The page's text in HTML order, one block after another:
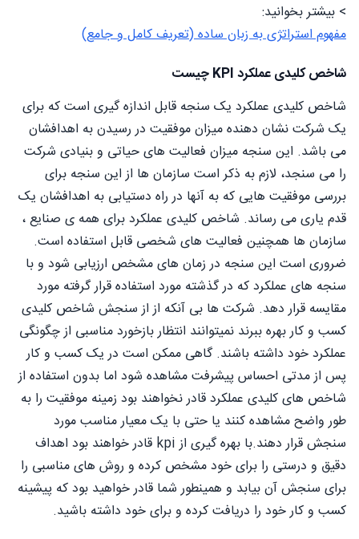
> بیشتر بخوانید:
مفهوم استراتژی به زبان ساده (تعریف کامل و جامع)
شاخص کلیدی عملکرد KPI چیست
شاخص کلیدی عملکرد یک سنجه قابل اندازه گیری است که برای
یک شرکت نشان دهنده میزان موفقیت در رسیدن به اهدافشان
می باشد. این سنجه میزان فعالیت های حیاتی و بنیادی شرکت
را می سنجد، لازم به ذکر است سازمان ها از این سنجه برای
بررسی موفقیت هایی که به آنها در راه دستیابی به اهدافشان یک
قدم یاری می‌ رساند. شاخص کلیدی عملکرد برای همه ی صنایع ،
سازمان ها همچنین فعالیت های شخصی قابل استفاده است.
ضروری است این سنجه در زمان های مشخص ارزیابی شود و با
سنجه های عملکرد که در گذشته مورد استفاده قرار گرفته مورد
مقایسه قرار دهد. شرکت ها بی آنکه از از سنجش شاخص کلیدی
کسب و کار بهره ببرند نمیتوانند انتظار بازخورد مناسبی از چگونگی
عملکرد خود داشته باشند. گاهی ممکن است در یک کسب و کار
پس از مدتی احساس پیشرفت مشاهده شود اما بدون استفاده از
شاخص های کلیدی عملکرد قادر نخواهند بود زمینه موفقیت را به
طور واضح مشاهده کنند یا حتی با یک معیار مناسب مورد
سنجش قرار دهند.با بهره گیری از kpi قادر خواهند بود اهداف
دقیق و درستی را برای خود مشخص کرده و روش های مناسبی را
برای سنجش آن بیابد و همینطور شما قادر خواهید بود که پیشینه
کسب و کار خود را دریافت کرده و برای خود داشته باشید.